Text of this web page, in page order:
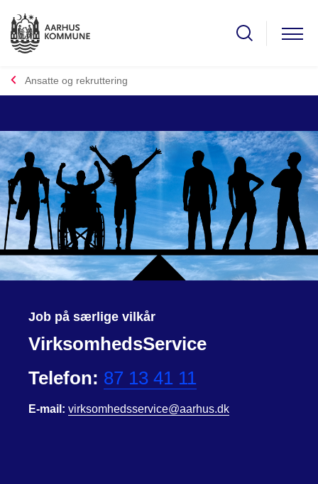
Ansatte og rekruttering
Job på særlige vilkår
VirksomhedsService
Telefon: 87 13 41 11
E-mail: virksomhedsservice@aarhus.dk